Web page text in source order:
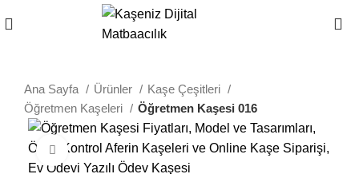
Ana Sayfa Ürünler
Kaşe Çeşitleri
Öğretmen Kaşeleri
Öğretmen Kaşesi 016
Büyütmek için tıklayın